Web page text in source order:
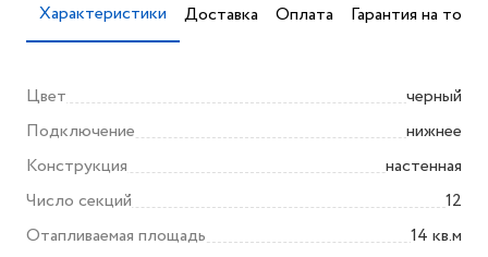
Характеристики Доставка Оплата Гарантия на товар
Цвет
черный
Подключение
нижнее
Конструкция
настенная
Число секций
12
Отапливаемая площадь
14 кв.м